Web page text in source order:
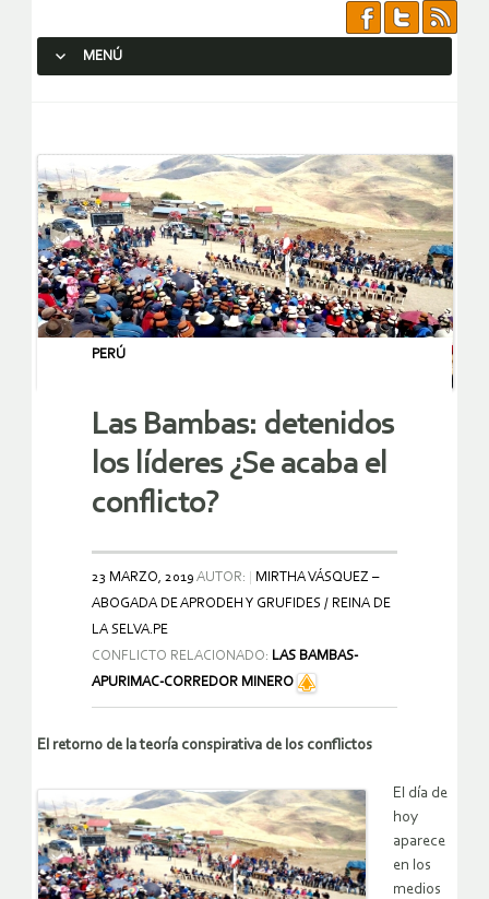
MENÚ
PERÚ
Las Bambas: detenidos
los líderes ¿Se acaba el
conflicto?
23 MARZO, 2019 AUTOR:
MIRTHA VÁSQUEZ –
ABOGADA DE APRODEH Y GRUFIDES / REINA DE
LA SELVA.PE
CONFLICTO RELACIONADO: LAS BAMBAS-
APURIMAC-CORREDOR MINERO
El retorno de la teoría conspirativa de los conflictos
El día de
hoy
aparece
en los
medios